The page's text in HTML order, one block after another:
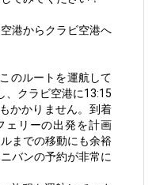
港からクラビ空港へ
のルートを運航して
、クラビ空港に13:15
かかりません。到着
ェリーの出発を計画
までの移動にも余裕
バンの予約が非常に